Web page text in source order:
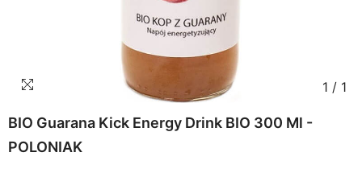
1 / 1
BIO Guarana Kick Energy Drink BIO 300 Ml -
POLONIAK